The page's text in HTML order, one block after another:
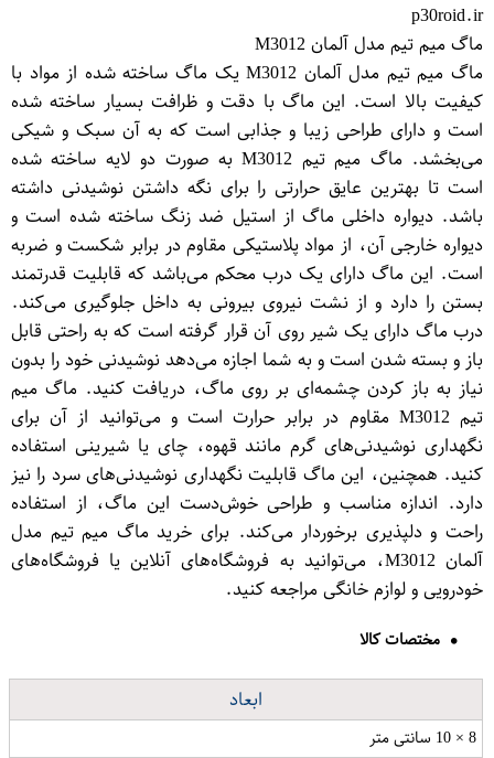
p30roid.ir
ماگ میم تیم مدل آلمان M3012
ماگ میم تیم مدل آلمان M3012 یک ماگ ساخته شده از مواد با
کیفیت بالا است. این ماگ با دقت و ظرافت بسیار ساخته شده
است و دارای طراحی زیبا و جذابی است که به آن سبک و شیکی
می‌بخشد. ماگ میم تیم M3012 به صورت دو لایه ساخته شده
است تا بهترین عایق حرارتی را برای نگه داشتن نوشیدنی داشته
باشد. دیواره داخلی ماگ از استیل ضد زنگ ساخته شده است و
دیواره خارجی آن، از مواد پلاستیکی مقاوم در برابر شکست و ضربه
است. این ماگ دارای یک درب محکم می‌باشد که قابلیت قدرتمند
بستن را دارد و از نشت نیروی بیرونی به داخل جلوگیری می‌کند.
درب ماگ دارای یک شیر روی آن قرار گرفته است که به راحتی قابل
باز و بسته شدن است و به شما اجازه می‌دهد نوشیدنی خود را بدون
نیاز به باز کردن چشمه‌ای بر روی ماگ، دریافت کنید. ماگ میم
تیم M3012 مقاوم در برابر حرارت است و می‌توانید از آن برای
نگهداری نوشیدنی‌های گرم مانند قهوه، چای یا شیرینی استفاده
کنید. همچنین، این ماگ قابلیت نگهداری نوشیدنی‌های سرد را نیز
دارد. اندازه مناسب و طراحی خوش‌دست این ماگ، از استفاده
راحت و دلپذیری برخوردار می‌کند. برای خرید ماگ میم تیم مدل
آلمان M3012، می‌توانید به فروشگاه‌های آنلاین یا فروشگاه‌های
خودرویی و لوازم خانگی مراجعه کنید.
مختصات کالا
ابعاد
8 × 10 سانتی متر